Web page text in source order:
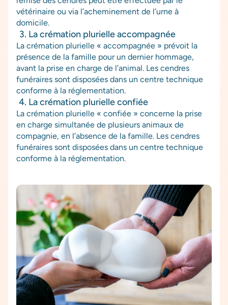
vétérinaire ou via l’acheminement de l’urne à
domicile.
La crémation plurielle accompagnée
La crémation plurielle « accompagnée » prévoit la
présence de la famille pour un dernier hommage,
avant la prise en charge de l’animal. Les cendres
funéraires sont disposées dans un centre technique
conforme à la réglementation.
La crémation plurielle confiée
La crémation plurielle « confiée » concerne la prise
en charge simultanée de plusieurs animaux de
compagnie, en l’absence de la famille. Les cendres
funéraires sont disposées dans un centre technique
conforme à la réglementation.